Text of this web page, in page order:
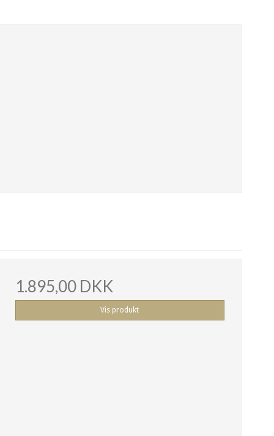
1.895,00 DKK
Vis produkt